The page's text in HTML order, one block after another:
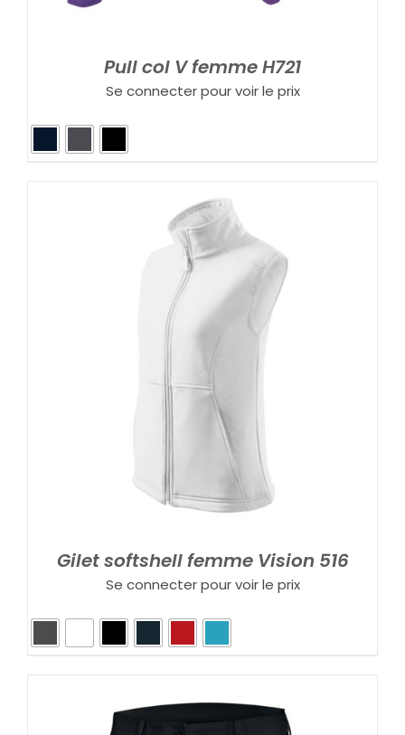
Pull col V femme H721
Se connecter pour voir le prix
Gilet softshell femme Vision 516
Se connecter pour voir le prix